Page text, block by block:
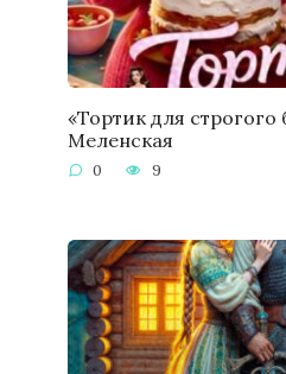
«Тортик для
Меленская
0 9